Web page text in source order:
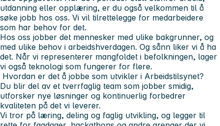
utdanning eller opplæring, er du også velkommen til å
søke jobb hos oss. Vi vil tilrettelegge for medarbeidere
som har behov for det.
Hos oss jobber det mennesker med ulike bakgrunner, og
med ulike behov i arbeidshverdagen. Og sånn liker vi å ha
det. Når vi representerer mangfoldet i befolkningen, lager
vi også teknologi som fungerer for flere.
Hvordan er det å jobbe som utvikler i Arbeidstilsynet?
Du blir del av et tverrfaglig team som jobber smidig,
utforsker nye løsninger og kontinuerlig forbedrer
kvaliteten på det vi leverer.
Vi tror på læring, deling og faglig utvikling, og legger til